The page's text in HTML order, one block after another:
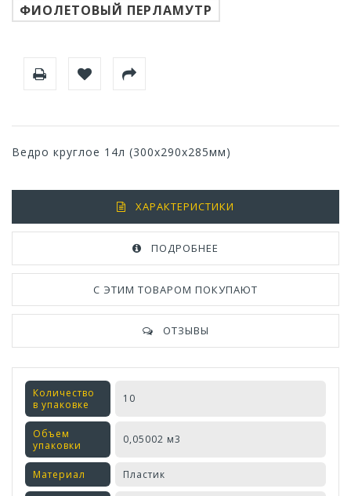
ФИОЛЕТОВЫЙ ПЕРЛАМУТР
Ведро круглое 14л (300х290х285мм)
ХАРАКТЕРИСТИКИ
ПОДРОБНЕЕ
С ЭТИМ ТОВАРОМ ПОКУПАЮТ
ОТЗЫВЫ
Количество
в упаковке
10
Объем
упаковки
0,05002 м3
Материал Пластик